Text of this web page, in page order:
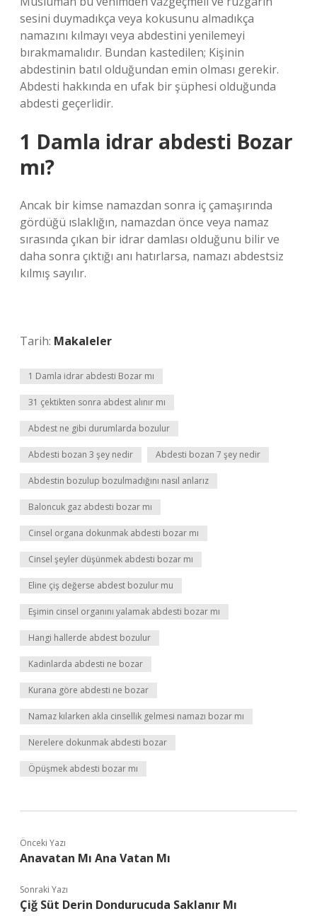
sesini duymadıkça veya kokusunu almadıkça
namazını kılmayı veya abdestini yenilemeyi
bırakmamalıdır. Bundan kastedilen; Kişinin
abdestinin batıl olduğundan emin olması gerekir.
Abdesti hakkında en ufak bir şüphesi olduğunda
abdesti geçerlidir.
1 Damla idrar abdesti Bozar
mı?
Ancak bir kimse namazdan sonra iç çamaşırında
gördüğü ıslaklığın, namazdan önce veya namaz
sırasında çıkan bir idrar damlası olduğunu bilir ve
daha sonra çıktığı anı hatırlarsa, namazı abdestsiz
kılmış sayılır.
Tarih: Makaleler
1 Damla idrar abdesti Bozar mı
31 çektikten sonra abdest alınır mı
Abdest ne gibi durumlarda bozulur
Abdesti bozan 3 şey nedir Abdesti bozan 7 şey nedir
Abdestin bozulup bozulmadığını nasıl anlarız
Baloncuk gaz abdesti bozar mı
Cinsel organa dokunmak abdesti bozar mı
Cinsel şeyler düşünmek abdesti bozar mı
Eline çiş değerse abdest bozulur mu
Eşimin cinsel organını yalamak abdesti bozar mı
Hangi hallerde abdest bozulur
Kadinlarda abdesti ne bozar
Kurana göre abdesti ne bozar
Namaz kılarken akla cinsellik gelmesi namazı bozar mı
Nerelere dokunmak abdesti bozar
Öpüşmek abdesti bozar mı
Önceki Yazı
Anavatan Mı Ana Vatan Mı
Sonraki Yazı
Çiğ Süt Derin Dondurucuda Saklanır Mı